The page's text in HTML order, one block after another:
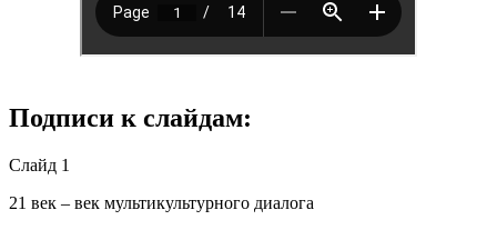
Подписи к слайдам:
Слайд 1
21 век – век мультикультурного диалога